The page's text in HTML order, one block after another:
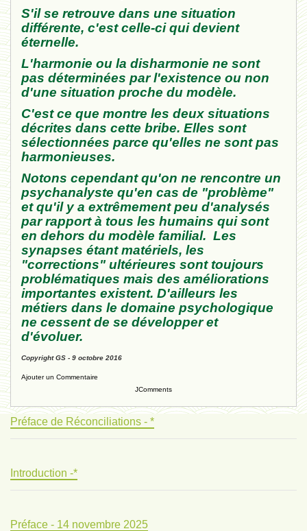
S'il se retrouve dans une situation
différente, c'estcelle-ciqui devient
éternelle.
L'harmonie ou la disharmonie ne sont
pas déterminées par l'existence ou non
d'une situation proche du modèle.
C'est ce que montre les deux situations
décrites dans cette bribe. Elles sont
sélectionnées parce qu'elles ne sontpas
harmonieuses.
Notons cependant qu'on ne rencontre un
psychanalyste qu'en cas de "problème"
etqu'il y a extrêmement peu d'analysés
par rapportà tous les humains qui sont
en dehors du modèle familial. Les
synapses étant matériels, les
"corrections" ultérieures sont toujours
problématiques mais des améliorations
importantes existent. D'ailleurs les
métiers dans le domaine psychologique
ne cessent de se développer et
d'évoluer.
Copyright GS - 9 octobre 2016
Ajouter un Commentaire
JComments
Préface de Réconciliations - *
Introduction -*
Préface - 14 novembre 2025